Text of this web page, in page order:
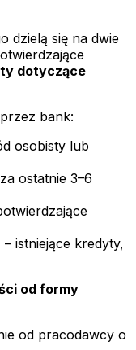
dzielą się na dwie
dotyczące
bank:
osobisty lub
za ostatnie 3–6
– istniejące kredyty,
od formy
od pracodawcy o